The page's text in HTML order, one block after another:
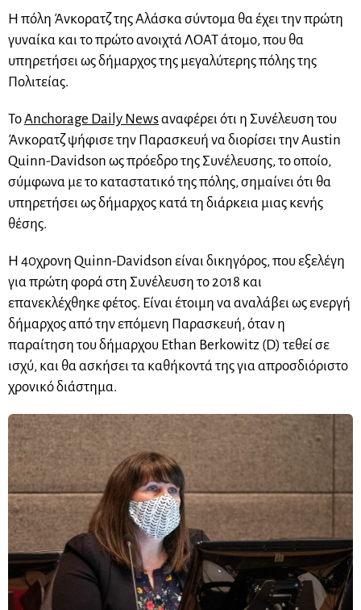
Η πόλη Άνκορατζ της Αλάσκα σύντομα θα έχει την πρώτη
γυναίκα και το πρώτο ανοιχτά ΛΟΑΤ άτομο, που θα
υπηρετήσει ως δήμαρχος της μεγαλύτερης πόλης της
Πολιτείας.
ΤοAnchorage Daily Newsαναφέρει ότι η Συνέλευση του
Άνκορατζ ψήφισε την Παρασκευή να διορίσει την Austin
Quinn-Davidson ως πρόεδρο της Συνέλευσης, το οποίο,
σύμφωνα με το καταστατικό της πόλης, σημαίνει ότι θα
υπηρετήσει ως δήμαρχος κατά τη διάρκεια μιας κενής
θέσης.
Η 40χρονη Quinn-Davidson είναι δικηγόρος, που εξελέγη
για πρώτη φορά στη Συνέλευση το 2018 και
επανεκλέχθηκε φέτος. Είναι έτοιμη να αναλάβει ως ενεργή
δήμαρχος από την επόμενη Παρασκευή, όταν η
παραίτηση του δήμαρχου Ethan Berkowitz (D) τεθεί σε
ισχύ, και θα ασκήσει τα καθήκοντά της για απροσδιόριστο
χρονικό διάστημα.